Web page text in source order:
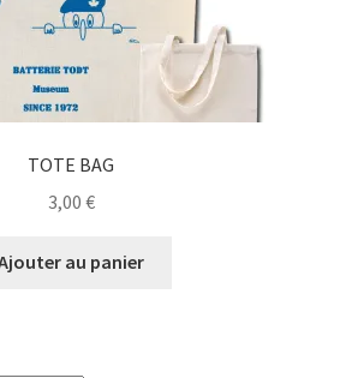
TOTE BAG
3,00 €
au panier